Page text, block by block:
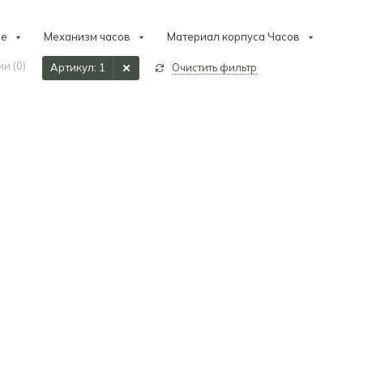
Механизм часов Материал корпуса Часов
(0) Артикул: 1 Очистить фильтр